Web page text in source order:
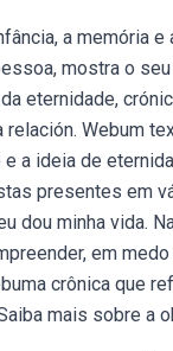
a memória
mostra o
eternidade,
relación. Webum
a ideia de
presentes em
dou minha vida.
em
crônica que
mais sobre a